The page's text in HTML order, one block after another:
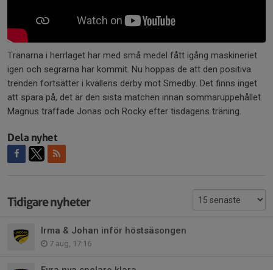
Tränarna i herrlaget har med små medel fått igång maskineriet
igen och segrarna har kommit. Nu hoppas de att den positiva
trenden fortsätter i kvällens derby mot Smedby. Det finns inget
att spara på, det är den sista matchen innan sommaruppehållet.
Magnus träffade Jonas och Rocky efter tisdagens träning.
Dela nyhet
Tidigare nyheter
Irma & Johan inför höstsäsongen
7 aug, 17:16